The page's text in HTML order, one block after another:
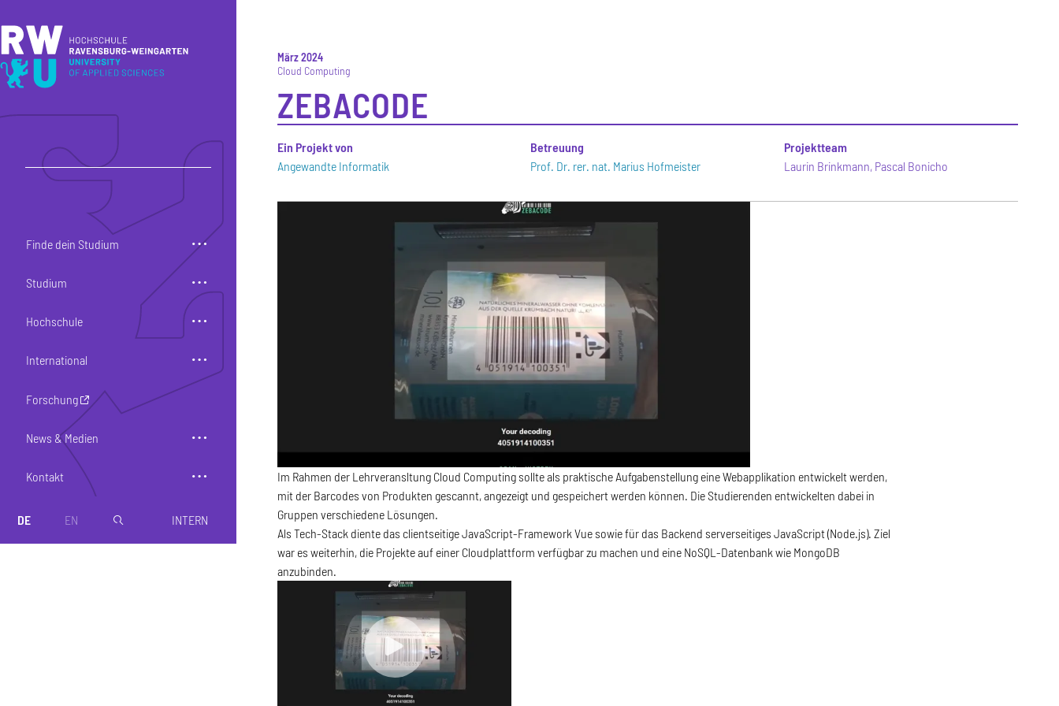
Finde dein Studium
Studium
Hochschule
International
Forschung
News & Medien
Kontakt
DE EN magnifier INTERN
März 2024
Cloud Computing
ZEBACODE
Ein Projekt von
Angewandte Informatik
Betreuung
Prof. Dr. rer. nat. Marius Hofmeister
Projektteam
Laurin Brinkmann, Pascal Bonicho
Im Rahmen der Lehrveransltung Cloud Computing sollte als praktische Aufgabenstellung eine Webapplikation entwickelt werden,
mit der Barcodes von Produkten gescannt, angezeigt und gespeichert werden können. Die Studierenden entwickelten dabei in
Gruppen verschiedene Lösungen.
Als Tech-Stack diente das clientseitige JavaScript-Framework Vue sowie für das Backend serverseitiges JavaScript (Node.js). Ziel
war es weiterhin, die Projekte auf einer Cloudplattform verfügbar zu machen und eine NoSQL-Datenbank wie MongoDB
anzubinden.